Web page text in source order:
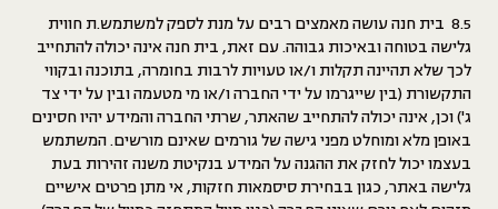
8.5 בית חנה עושה מאמצים רבים על מנת לספק למשתמש.ת חווית
גלישה בטוחה ובאיכות גבוהה. עם זאת, בית חנה אינה יכולה להתחייב
לכך שלא תהיינה תקלות ו/או טעויות לרבות בחומרה, בתוכנה ובקווי
התקשורת (בין שייגרמו על ידי החברה ו/או מי מטעמה ובין על ידי צד
ג') וכן, אינה יכולה להתחייב שהאתר, שרתי החברה והמידע יהיו חסינים
באופן מלא ומוחלט מפני גישה של גורמים שאינם מורשים. המשתמש
בעצמו יכול לחזק את ההגנה על המידע בנקיטת משנה זהירות בעת
גלישה באתר, כגון בבחירת סיסמאות חזקות, אי מתן פרטים אישיים